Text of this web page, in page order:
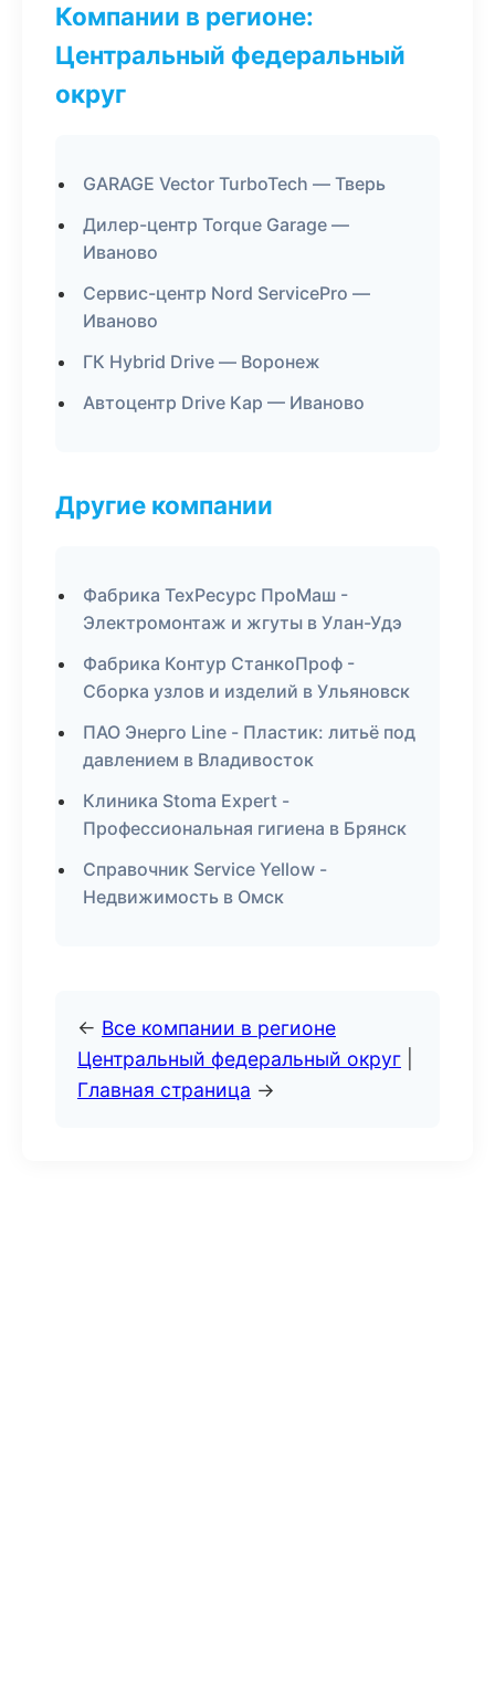
Компании в регионе:
Центральный федеральный
округ
GARAGE Vector TurboTech — Тверь
Дилер-центр Torque Garage —
Иваново
Сервис-центр Nord ServicePro —
Иваново
ГК Hybrid Drive — Воронеж
Автоцентр Drive Кар — Иваново
Другие компании
Фабрика ТехРесурс ПроМаш -
Электромонтаж и жгуты в Улан-Удэ
Фабрика Контур СтанкоПроф -
Сборка узлов и изделий в Ульяновск
ПАО Энерго Line - Пластик: литьё под
давлением в Владивосток
Клиника Stoma Expert -
Профессиональная гигиена в Брянск
Справочник Service Yellow -
Недвижимость в Омск
← Все компании в регионе
Центральный федеральный округ
Главная страница →